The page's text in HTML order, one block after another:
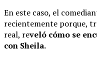
En este caso, el
recientemente porque,
real, reveló cómo se
con Sheila.